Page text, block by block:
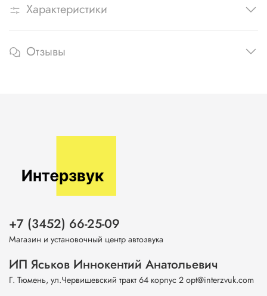
Характеристики
Отзывы
+7 (3452) 66-25-09
Магазин и установочный центр автозвука
ИП Яськов Иннокентий Анатольевич
Г. Тюмень, ул.Червишевский тракт 64 корпус 2 opt@interzvuk.com